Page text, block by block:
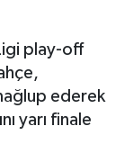
play-off
ederek
yarı finale